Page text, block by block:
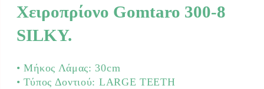
Χειροπρίονο Gomtaro 300-8
SILKY.
• Mήκος Λάμας: 30cm
• Τύπος Δοντιού: LARGE TEETH